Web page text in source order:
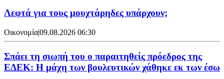
Λεφτά για τους μουχτάρηδες υπάρχουν;
Οικονομία|09.08.2026 06:30
Σπάει τη σιωπή του ο παραιτηθείς πρόεδρος της
ΕΔΕΚ: Η μάχη των βουλευτικών χάθηκε εκ των έσω